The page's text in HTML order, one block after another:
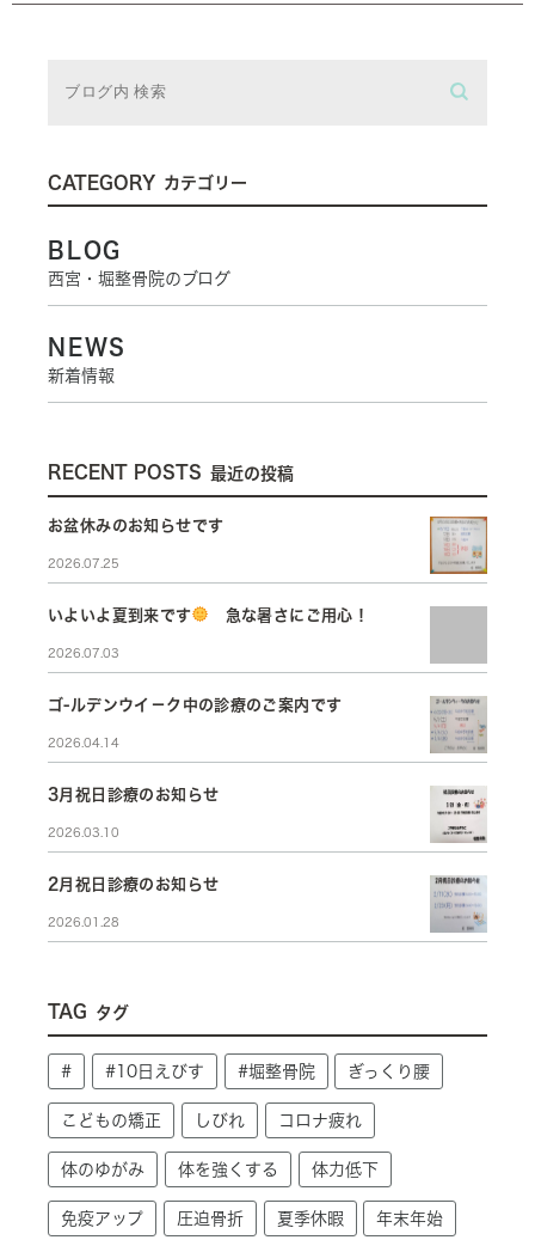
CATEGORY カテゴリー
BLOG
西宮・堀整骨院のブログ
NEWS
新着情報
RECENT POSTS 最近の投稿
お盆休みのお知らせです
2026.07.25
いよいよ夏到来です 急な暑さにご用心！
2026.07.03
ゴ-ルデンウイ－ク中の診療のご案内です
2026.04.14
3月祝日診療のお知らせ
2026.03.10
2月祝日診療のお知らせ
2026.01.28
TAG タグ
# #10日えびす #堀整骨院 ぎっくり腰
こどもの矯正 しびれ コロナ疲れ
体のゆがみ 体を強くする 体力低下
免疫アップ 圧迫骨折 夏季休暇 年末年始